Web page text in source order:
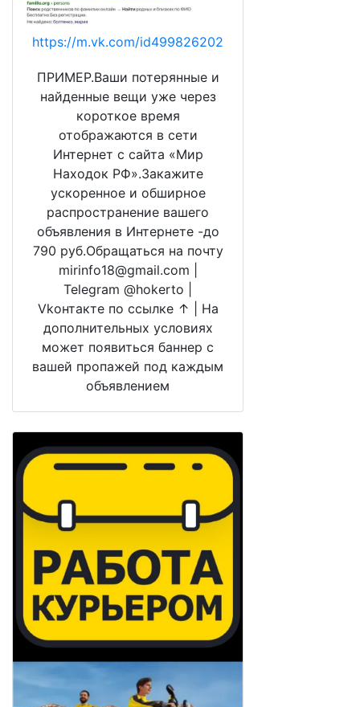
https://m.vk.com/id499826202
ПРИМЕР.Ваши потерянные и
найденные вещи уже через
короткое время
отображаются в сети
Интернет с сайта «Мир
Находок РФ».Закажите
ускоренное и обширное
распространение вашего
объявления в Интернете -до
790 руб.Обращаться на почту
mirinfo18@gmail.com |
Telegram @hokerto |
Vkонтакте по ссылке ↑ | На
дополнительных условиях
может появиться баннер с
вашей пропажей под каждым
объявлением